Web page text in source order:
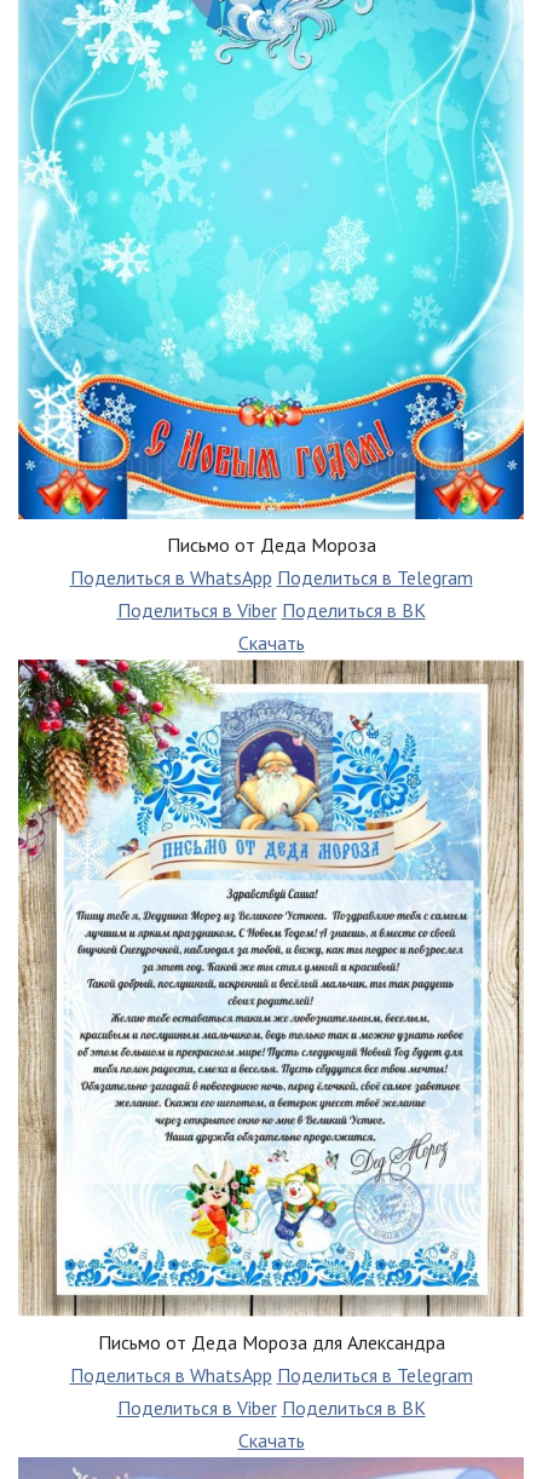
Письмо от Деда Мороза
Поделиться в WhatsApp Поделиться в Telegram
Поделиться в Viber Поделиться в ВК
Скачать
Письмо от Деда Мороза для Александра
Поделиться в WhatsApp Поделиться в Telegram
Поделиться в Viber Поделиться в ВК
Скачать